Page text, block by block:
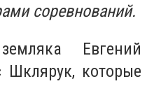
соревнований.
Евгений
которые